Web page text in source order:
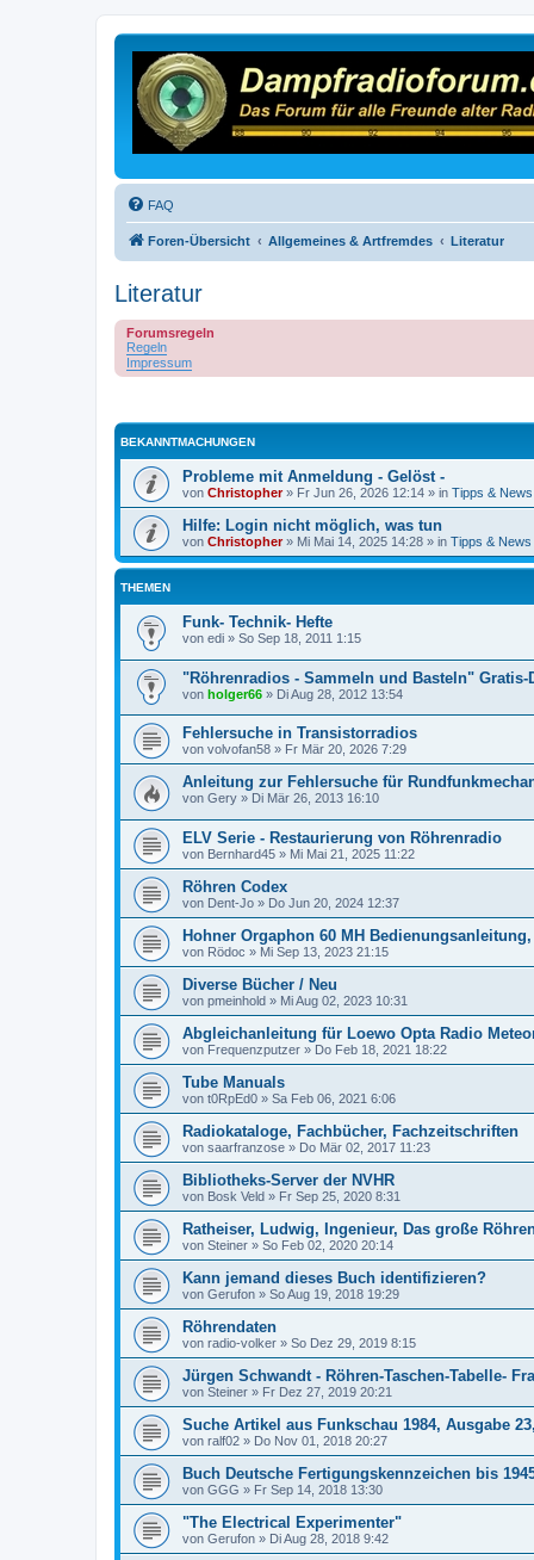
FAQ
Foren-Übersicht Allgemeines & Artfremdes Literatur
Literatur
Forumsregeln
Regeln
Impressum
BEKANNTMACHUNGEN
Probleme mit Anmeldung - Gelöst -
von Christopher» Fr Jun 26, 2026 12:14 » in Tipps & News
Hilfe: Login nicht möglich, was tun
von Christopher» Mi Mai 14, 2025 14:28 » in Tipps & News
THEMEN
Funk- Technik- Hefte
von edi » So Sep 18, 2011 1:15
"Röhrenradios - Sammeln und Basteln" Gratis-
von holger66 » Di Aug 28, 2012 13:54
Fehlersuche in Transistorradios
von volvofan58 » Fr Mär 20, 2026 7:29
Anleitung zur Fehlersuche für
von Gery » Di Mär 26, 2013 16:10
ELV Serie - Restaurierung von Röhrenradio
von Bernhard45 » Mi Mai 21, 2025 11:22
Röhren Codex
von Dent-Jo » Do Jun 20, 2024 12:37
Hohner Orgaphon 60 MH
von Rödoc » Mi Sep 13, 2023 21:15
Diverse Bücher / Neu
von pmeinhold » Mi Aug 02, 2023 10:31
Abgleichanleitung für Loewo Opta Radio
von Frequenzputzer » Do Feb 18, 2021 18:22
Tube Manuals
von t0RpEd0 » Sa Feb 06, 2021 6:06
Radiokataloge, Fachbücher, Fachzeitschriften
von saarfranzose » Do Mär 02, 2017 11:23
Bibliotheks-Server der NVHR
von Bosk Veld » Fr Sep 25, 2020 8:31
Ratheiser, Ludwig, Ingenieur, Das große
von Steiner » So Feb 02, 2020 20:14
Kann jemand dieses Buch identifizieren?
von Gerufon » So Aug 19, 2018 19:29
Röhrendaten
von radio-volker » So Dez 29, 2019 8:15
Jürgen Schwandt - Röhren-Taschen-Tabelle-
von Steiner » Fr Dez 27, 2019 20:21
Suche Artikel aus Funkschau 1984, Ausgabe
von ralf02 » Do Nov 01, 2018 20:27
Buch Deutsche Fertigungskennzeichen bis
von GGG » Fr Sep 14, 2018 13:30
"The Electrical Experimenter"
von Gerufon » Di Aug 28, 2018 9:42